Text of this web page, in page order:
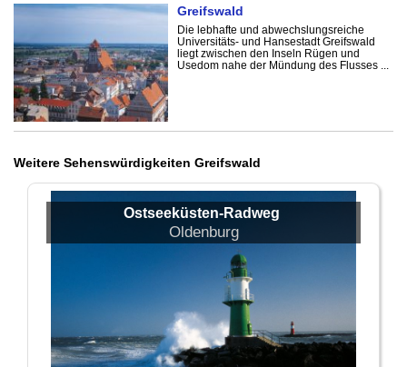
Greifswald
Die lebhafte und abwechslungsreiche
Universitäts- und Hansestadt Greifswald
liegt zwischen den Inseln Rügen und
Usedom nahe der Mündung des Flusses ...
Weitere Sehenswürdigkeiten Greifswald
Ostseeküsten-Radweg
Oldenburg